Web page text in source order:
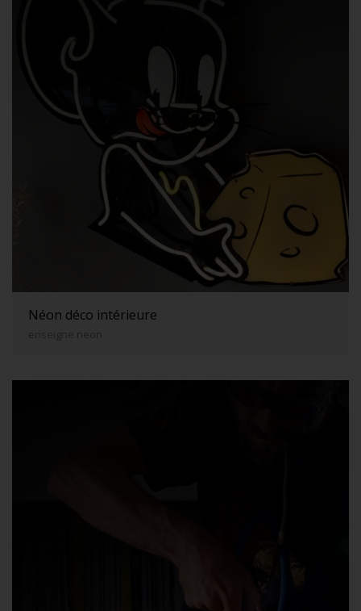
Néon déco intérieure
enseigne neon